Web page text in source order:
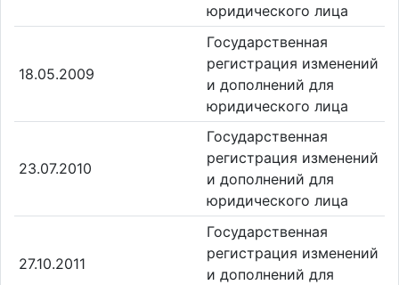
юридического лица
18.05.2009
Государственная
регистрация изменений
и дополнений для
юридического лица
23.07.2010
Государственная
регистрация изменений
и дополнений для
юридического лица
27.10.2011
Государственная
регистрация изменений
и дополнений для